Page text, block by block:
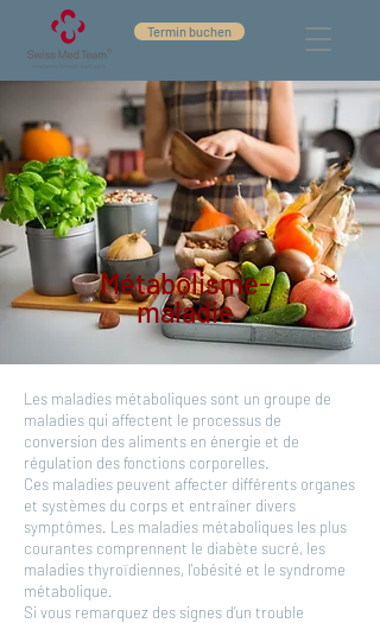
Termin buchen
Métabolisme-
maladie
Les maladies métaboliques sont un groupe de
maladies qui affectent le processus de
conversion des aliments en énergie et de
régulation des fonctions corporelles.
Ces maladies peuvent affecter différents organes
et systèmes du corps et entraîner divers
symptômes. Les maladies métaboliques les plus
courantes comprennent le diabète sucré, les
maladies thyroïdiennes, l'obésité et le syndrome
métabolique.
Si vous remarquez des signes d’un trouble